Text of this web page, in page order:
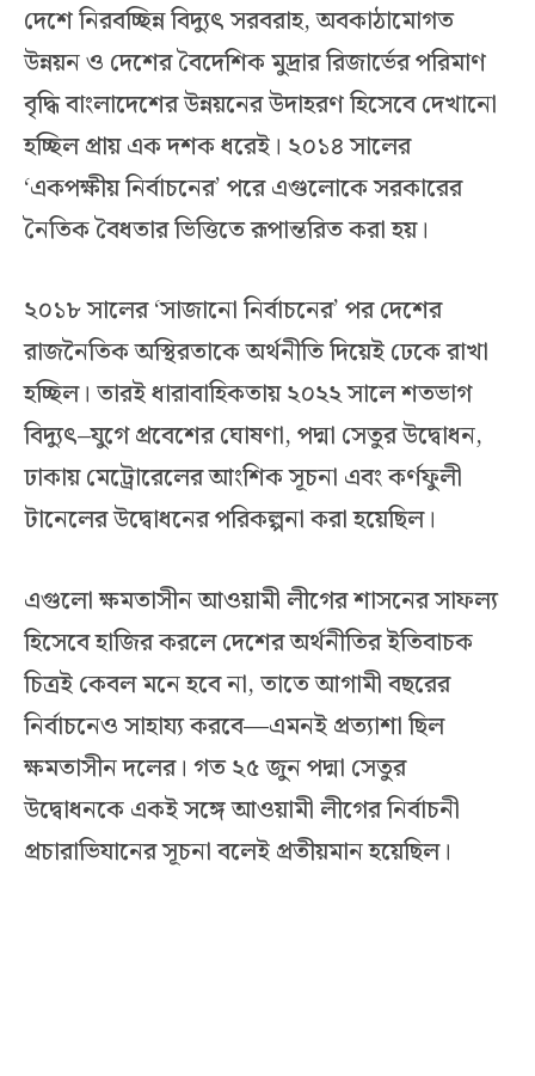
দেশে নিরবচ্ছিন্ন বিদ্যুৎ সরবরাহ, অবকাঠামোগত
উন্নয়ন ও দেশের বৈদেশিক মুদ্রার রিজার্ভের পরিমাণ
বৃদ্ধি বাংলাদেশের উন্নয়নের উদাহরণ হিসেবে দেখানো
হচ্ছিল প্রায় এক দশক ধরেই। ২০১৪ সালের
‘একপক্ষীয় নির্বাচনের’ পরে এগুলোকে সরকারের
নৈতিক বৈধতার ভিত্তিতে রূপান্তরিত করা হয়।
২০১৮ সালের ‘সাজানো নির্বাচনের’ পর দেশের
রাজনৈতিক অস্থিরতাকে অর্থনীতি দিয়েই ঢেকে রাখা
হচ্ছিল। তারই ধারাবাহিকতায় ২০২২ সালে শতভাগ
বিদ্যুৎ–যুগে প্রবেশের ঘোষণা, পদ্মা সেতুর উদ্বোধন,
ঢাকায় মেট্রোরেলের আংশিক সূচনা এবং কর্ণফুলী
টানেলের উদ্বোধনের পরিকল্পনা করা হয়েছিল।
এগুলো ক্ষমতাসীন আওয়ামী লীগের শাসনের সাফল্য
হিসেবে হাজির করলে দেশের অর্থনীতির ইতিবাচক
চিত্রই কেবল মনে হবে না, তাতে আগামী বছরের
নির্বাচনেও সাহায্য করবে—এমনই প্রত্যাশা ছিল
ক্ষমতাসীন দলের। গত ২৫ জুন পদ্মা সেতুর
উদ্বোধনকে একই সঙ্গে আওয়ামী লীগের নির্বাচনী
প্রচারাভিযানের সূচনা বলেই প্রতীয়মান হয়েছিল।